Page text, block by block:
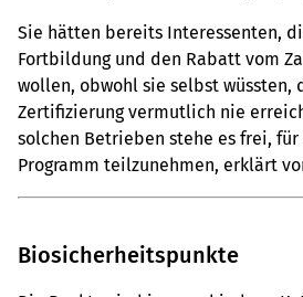
Sie hätten bereits Interessenten,
Fortbildung und den Rabatt vom
wollen, obwohl sie selbst wüssten,
Zertifizierung vermutlich nie
solchen Betrieben stehe es frei, für
Programm teilzunehmen, erklärt
Biosicherheitspunkte